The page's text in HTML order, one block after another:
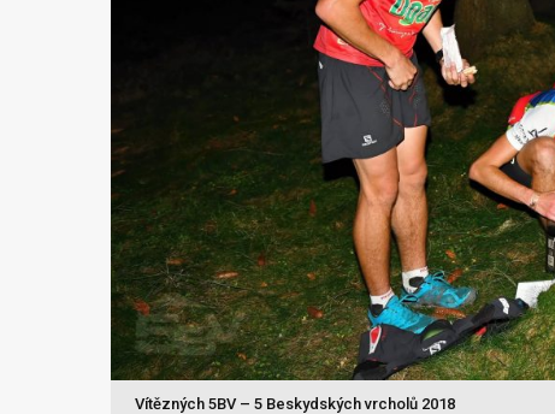
Vítězných 5BV – 5 Beskydských vrcholů 2018